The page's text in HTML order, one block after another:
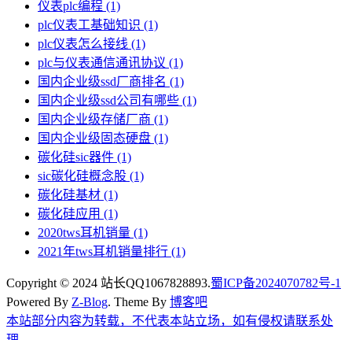
仪表plc编程 (1)
plc仪表工基础知识 (1)
plc仪表怎么接线 (1)
plc与仪表通信通讯协议 (1)
国内企业级ssd厂商排名 (1)
国内企业级ssd公司有哪些 (1)
国内企业级存储厂商 (1)
国内企业级固态硬盘 (1)
碳化硅sic器件 (1)
sic碳化硅概念股 (1)
碳化硅基材 (1)
碳化硅应用 (1)
2020tws耳机销量 (1)
2021年tws耳机销量排行 (1)
Copyright © 2024 站长QQ1067828893.蜀ICP备2024070782号-1
Powered By Z-Blog. Theme By 博客吧
本站部分内容为转载，不代表本站立场，如有侵权请联系处